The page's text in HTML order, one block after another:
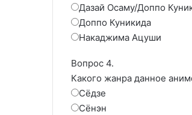
Дазай Осаму/Доппо
Доппо Куникида
Накаджима Ацуши
Вопрос 4.
Какого жанра данное
Сёдзе
Сёнэн